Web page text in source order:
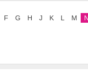
F G H J K L M